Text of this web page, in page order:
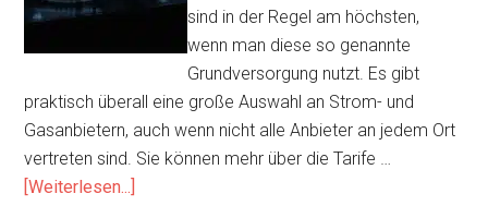
sind in der Regel am höchsten,
wenn man diese so genannte
Grundversorgung nutzt. Es gibt
praktisch überall eine große Auswahl an Strom- und
Gasanbietern, auch wenn nicht alle Anbieter an jedem Ort
vertreten sind. Sie können mehr über die Tarife …
[Weiterlesen...]